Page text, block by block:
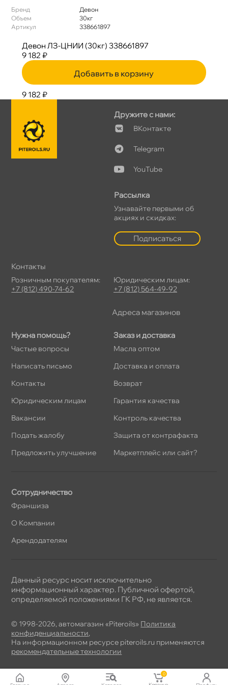
Бренд
Девон
Объем
30к
Артикул
338661897
Девон ЛЗ-ЦНИИ (30кг) 338661897
9 182 ₽
Добавить в корзину
9 182 ₽
Нужна помощь?
Частые вопросы
Написать письмо
Контакты
Юридическим лицам
акансии
Подать жалобу
Предложить улучшение
Заказ и доставка
Масла оптом
Доставка и оплата
озврат
Гарантия качества
Контроль качества
Защита от контрафакта
Маркетплейс или сайт?
Дружите с нами:
Контакте
Telegram
YouTube
Рассылка
Узнавайте первыми о
акциях и скидках:
Подписаться
Сотрудничество
Франшиза
О Компании
Арендодателям
Контакты
Розничным покупателям:
+7 (812) 490-74-62
Юридическим лицам:
+7 (812) 564-49-92
Адреса магазино
© 1998-2026, автомагазин «Piteroils» Политика
конфиденциальности,
На информационном ресурсе piteroils.ru применяются
рекомендательные технологии
Данный ресурс носит исключительно
информационный характер. Публичной офертой,
определяемой положениями ГК РФ, не является.
0